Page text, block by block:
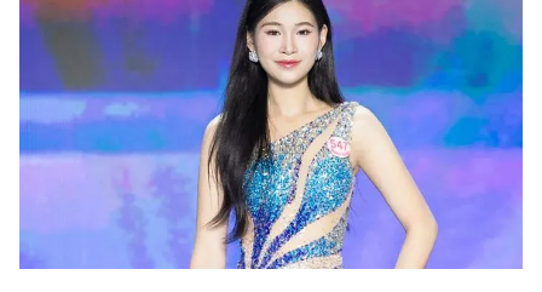
Theo dõi báo trên
Hotline
0906 645 777
Liên hệ quảng cáo
0908 780 404
Quảng cáo RSS Tòa soạn Chính sách bảo
Tổng biên tập: Nguyễn Ngọc Toàn